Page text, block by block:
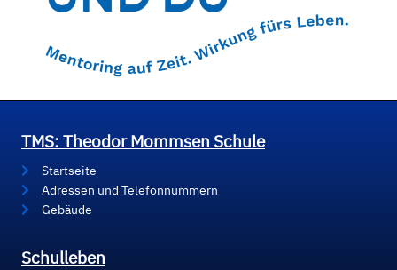
TMS: Theodor Mommsen Schule
Startseite
Adressen und Telefonnummern
Gebäude
Schulleben